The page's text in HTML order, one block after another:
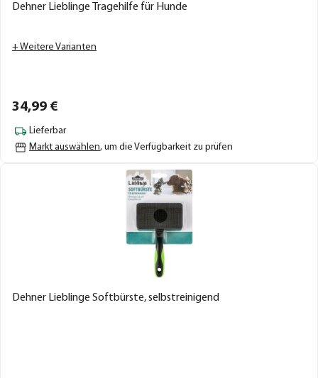
Dehner Lieblinge Tragehilfe für Hunde
+ Weitere Varianten
34,99 €
Lieferbar
Markt auswählen, um die Verfügbarkeit zu prüfen
Dehner Lieblinge Softbürste, selbstreinigend